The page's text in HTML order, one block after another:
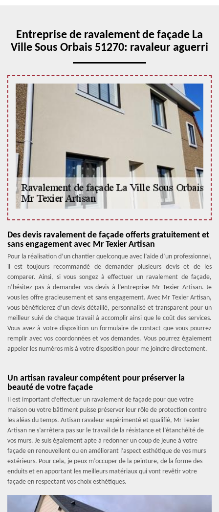
Entreprise de ravalement de façade La
Ville Sous Orbais 51270: ravaleur aguerri
Des devis ravalement de façade offerts gratuitement et
sans engagement avec Mr Texier Artisan
Pour la réalisation d’un chantier quelconque avec l’aide d’un professionnel,
il est toujours recommandé de demander plusieurs devis et de les
comparer. Ainsi, si vous songez à effectuer un ravalement de façade,
n’hésitez pas à demander vos devis à l’entreprise Mr Texier Artisan. Je
vous les offre gracieusement et sans engagement. Avec Mr Texier Artisan,
vous bénéficierez d’un devis détaillé, personnalisé et transparent pour un
meilleur suivi de chaque travail à accomplir ainsi que le coût des services.
Vous avez à votre disposition un formulaire de contact que vous pourrez
remplir avec vos coordonnées et vos demandes. Vous pourrez également
appeler les numéros mis à votre disposition pour me joindre directement.
Un artisan ravaleur compétent pour préserver la
beauté de votre façade
Il est important d’effectuer un ravalement de façade pour que votre
maison ou votre bâtiment puisse préserver leur rôle de protection contre
les aléas du temps. Artisan ravaleur expérimenté et qualifié, Mr Texier
Artisan ne s’arrêtera pas sur le travail de la résistance et l’étanchéité de
vos murs. Je suis également apte à redonner un coup de jeune à votre
façade en renouvellent ou en améliorant l’aspect esthétique de vos murs
extérieurs. Pour cela, je peux m’occuper de la peinture, de la forme des
enduits et en apportant les meilleurs matériaux qui vont revêtir votre
façade en respectant vos choix esthétiques.